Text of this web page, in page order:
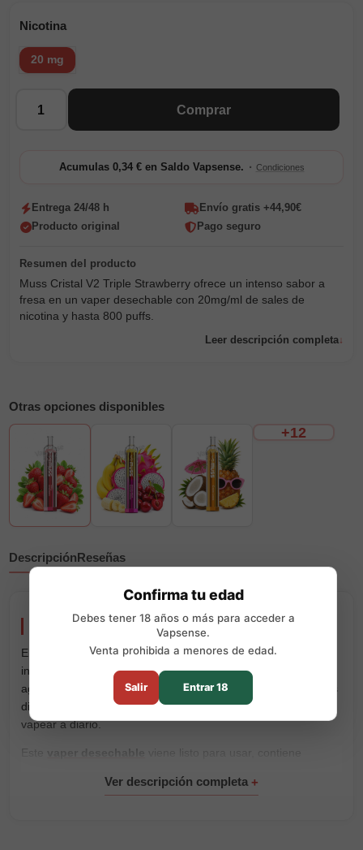
Nicotina
20 mg
Comprar
Acumulas 0,34 € en Saldo Vapsense. · Condiciones
Entrega 24/48 h
Envío gratis +44,90€
Producto original
Pago seguro
Muss Cristal V2 Triple Strawberry ofrece un intenso sabor a
fresa en un vaper desechable con 20mg/ml de sales de
nicotina y hasta 800 puffs.
Leer descripción completa
Otras opciones disponibles
+12
DescripciónReseñas
Muss Cristal V2 Triple Strawberry 800 Puffs
El Muss Cristal V2 Triple Strawberrydestaca por su sabor
intenso a fresa madura, con un perfil dulce, afrutado y muy
agradable en cada calada. Una opción pensada para quienes
disfrutan de sabores de fresa claros, redondos y fáciles de
vapear a diario.
Este vaper desechable
viene listo para usar, contiene
formato compacto permite llevarlo cómodamente y vapear sin
Confirma tu edad
Debes tener 18 años o más para acceder a
Vapsense.
Venta prohibida a menores de edad.
Salir Entrar 18